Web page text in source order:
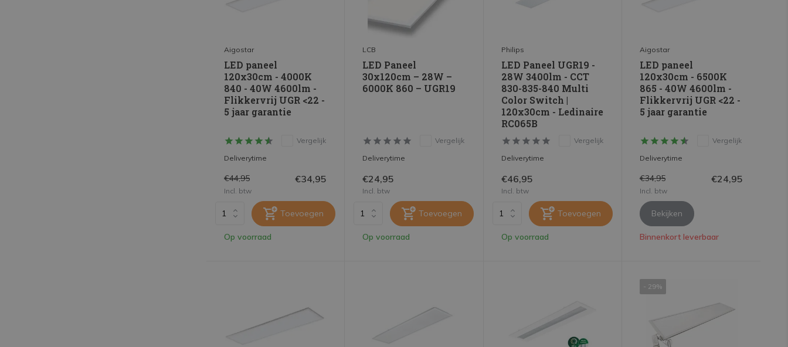
Aigostar
LED paneel
120x30cm - 4000K
840 - 40W 4600lm -
Flikkervrij UGR <22 -
5 jaar garantie
Vergelijk
Deliverytime
€44,95 €34,95
Incl. btw
Toevoegen
Op voorraad
LCB
LED Paneel
30x120cm – 28W –
6000K 860 – UGR19
Vergelijk
Deliverytime
€24,95
Incl. btw
Toevoegen
Op voorraad
Philips
LED Paneel UGR19 -
28W 3400lm - CCT
830-835-840 Multi
Color Switch |
120x30cm - Ledinaire
RC065B
Vergelijk
Deliverytime
€46,95
Incl. btw
Toevoegen
Op voorraad
Aigostar
LED paneel
120x30cm - 6500K
865 - 40W 4600lm -
Flikkervrij UGR <22 -
5 jaar garantie
Vergelijk
Deliverytime
€34,95 €24,95
Incl. btw
Bekijken
Binnenkort leverbaar
- 29%